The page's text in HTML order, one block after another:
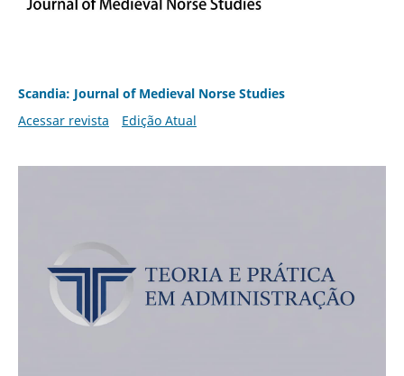
Scandia: Journal of Medieval Norse Studies
Acessar revista
Edição Atual